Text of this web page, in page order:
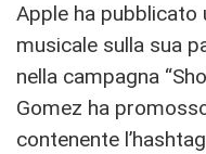
Apple ha pubblicato
musicale sulla sua
nella campagna
Gomez ha
contenente